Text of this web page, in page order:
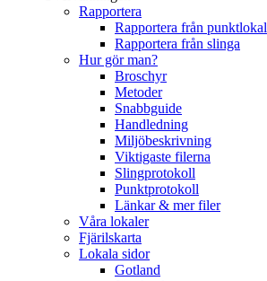
Rapportera
Rapportera från punktlokal
Rapportera från slinga
Hur gör man?
Broschyr
Metoder
Snabbguide
Handledning
Miljöbeskrivning
Viktigaste filerna
Slingprotokoll
Punktprotokoll
Länkar & mer filer
Våra lokaler
Fjärilskarta
Lokala sidor
Gotland